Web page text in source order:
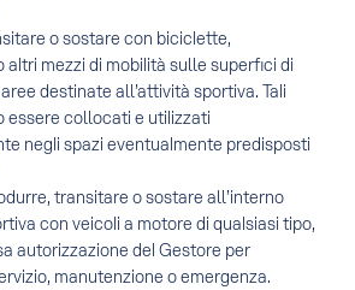
o sostare con biciclette,
altri mezzi di mobilità sulle superfici di
destinate all’attività sportiva. Tali
essere collocati e utilizzati
negli spazi eventualmente predisposti
transitare o sostare all’interno
con veicoli a motore di qualsiasi tipo,
autorizzazione del Gestore per
manutenzione o emergenza.